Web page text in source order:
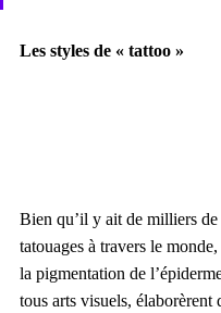
Les styles de « tattoo »
Bien qu’il y ait de milliers de
tatouages à travers le
la pigmentation de
tous arts visuels, élaborèrent